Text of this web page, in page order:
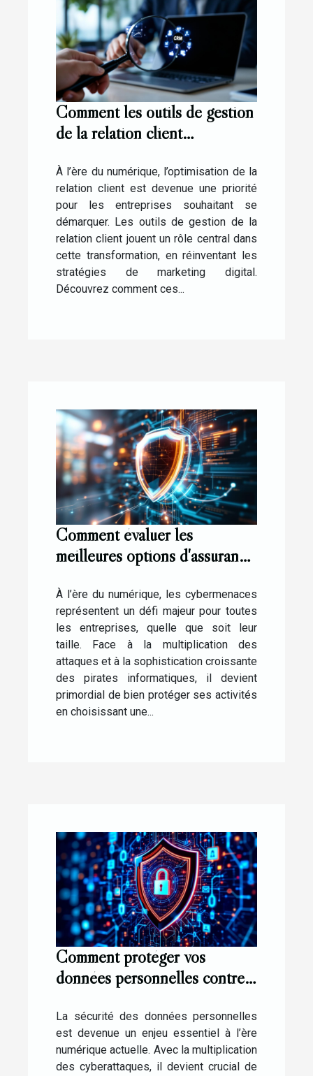
Comment les outils de gestion
de la relation client
digital ?
À l’ère du numérique, l’optimisation de la
relation client est devenue une priorité
pour les entreprises souhaitant se
démarquer. Les outils de gestion de la
relation client jouent un rôle central dans
cette transformation, en réinventant les
stratégies de marketing digital.
Découvrez comment ces...
Comment évaluer les
meilleures options d'assurance
À l’ère du numérique, les cybermenaces
représentent un défi majeur pour toutes
les entreprises, quelle que soit leur
taille. Face à la multiplication des
attaques et à la sophistication croissante
des pirates informatiques, il devient
primordial de bien protéger ses activités
en choisissant une...
Comment protéger vos
données personnelles contre
La sécurité des données personnelles
est devenue un enjeu essentiel à l’ère
numérique actuelle. Avec la multiplication
des cyberattaques, il devient crucial de